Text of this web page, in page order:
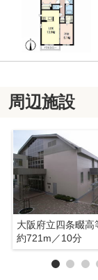
周辺施設
約721m／10分